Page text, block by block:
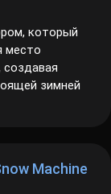
который
место
создавая
зимней
Machine